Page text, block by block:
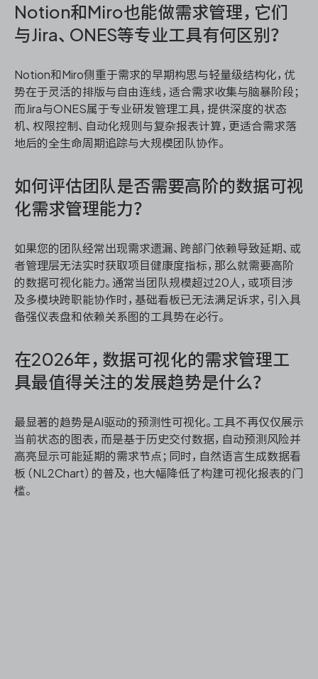
Notion和Miro也能做需求管理，它们
与Jira、ONES等专业工具有何区别？
Notion和Miro侧重于需求的早期构思与轻量级结构化，优
势在于灵活的排版与自由连线，适合需求收集与脑暴阶段；
而Jira与ONES属于专业研发管理工具，提供深度的状态
机、权限控制、自动化规则与复杂报表计算，更适合需求落
地后的全生命周期追踪与大规模团队协作。
如何评估团队是否需要高阶的数据可视
化需求管理能力？
如果您的团队经常出现需求遗漏、跨部门依赖导致延期、或
者管理层无法实时获取项目健康度指标，那么就需要高阶
的数据可视化能力。通常当团队规模超过20人，或项目涉
及多模块跨职能协作时，基础看板已无法满足诉求，引入具
备强仪表盘和依赖关系图的工具势在必行。
在2026年，数据可视化的需求管理工
具最值得关注的发展趋势是什么？
最显著的趋势是AI驱动的预测性可视化。工具不再仅仅展示
当前状态的图表，而是基于历史交付数据，自动预测风险并
高亮显示可能延期的需求节点；同时，自然语言生成数据看
板（NL2Chart）的普及，也大幅降低了构建可视化报表的门
槛。